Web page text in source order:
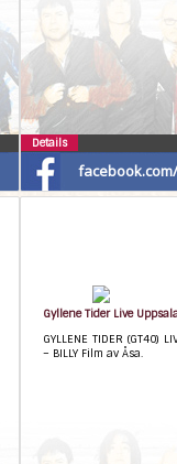
Details
Gyllene Tider Live
GYLLENE TIDER (GT40)
– BILLY Film av Åsa.